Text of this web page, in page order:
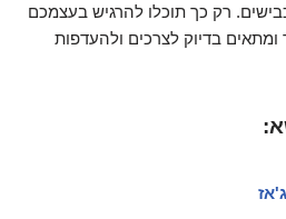
רק כך תוכלו להרגיש בעצמכם
בדיוק לצרכים ולהעדפות